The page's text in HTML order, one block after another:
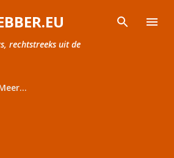
naar hoofdcontent
rechtstreeks uit de